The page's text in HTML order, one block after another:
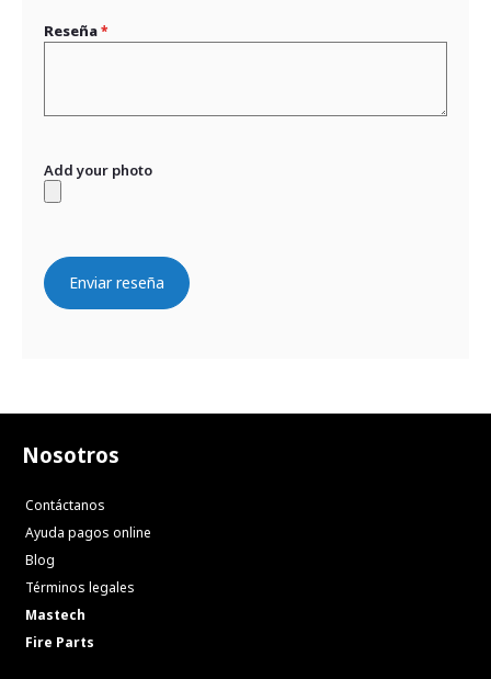
Reseña
Add your photo
Enviar reseña
Nosotros
Contáctanos
Ayuda pagos online
Blog
Términos legales
Mastech
Fire Parts